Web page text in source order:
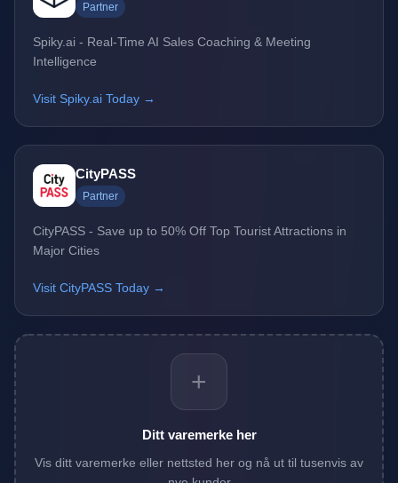
Partner
Spiky.ai - Real-Time AI Sales Coaching & Meeting
Intelligence
Visit Spiky.ai Today →
CityPASS
Partner
CityPASS - Save up to 50% Off Top Tourist Attractions in
Major Cities
Visit CityPASS Today →
+
Ditt varemerke her
Vis ditt varemerke eller nettsted her og nå ut til tusenvis av